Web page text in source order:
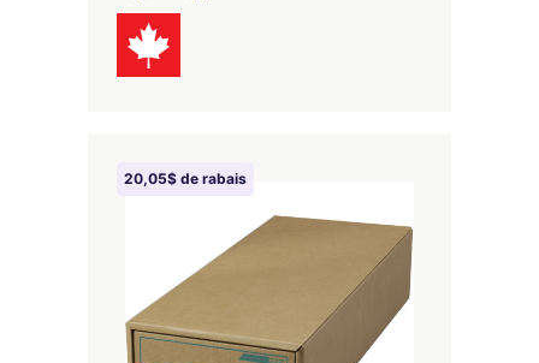
20,05$ de rabais